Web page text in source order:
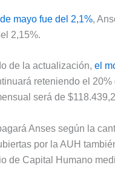
mayo fue del 2,1%,
2,15%.
de la actualización, el
reteniendo el
será de
Anses según la
por la AUH
de Capital Humano